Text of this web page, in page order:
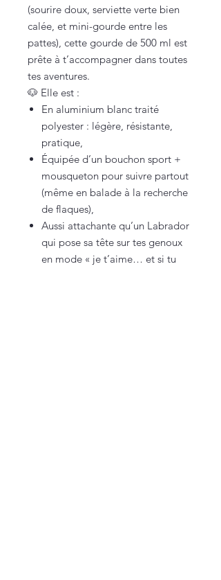
(sourire doux, serviette verte bien
calée, et mini-gourde entre les
pattes), cette gourde de 500 ml est
prête à t’accompagner dans toutes
tes aventures.
🐶 Elle est :
En aluminium blanc traité
polyester : légère, résistante,
pratique,
Équipée d’un bouchon sport +
mousqueton pour suivre partout
(même en balade à la recherche
de flaques),
Aussi attachante qu’un Labrador
qui pose sa tête sur tes genoux
en mode « je t’aime… et si tu